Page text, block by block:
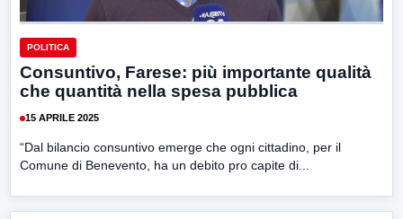
POLITICA
Consuntivo, Farese: più importante qualità
che quantità nella spesa pubblica
15 APRILE 2025
“Dal bilancio consuntivo emerge che ogni cittadino, per il
Comune di Benevento, ha un debito pro capite di...